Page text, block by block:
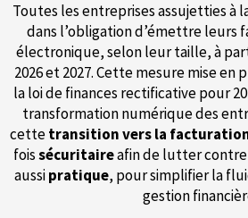
Toutes les entreprises assujetties à
dans l’obligation d’émettre leurs
électronique, selon leur taille, à
2026 et 2027. Cette mesure mise en
la loi de finances rectificative pour
transformation numérique des
cettetransition vers la
foissécuritaireafin de lutter contre
aussipratique, pour simplifier la
gestion